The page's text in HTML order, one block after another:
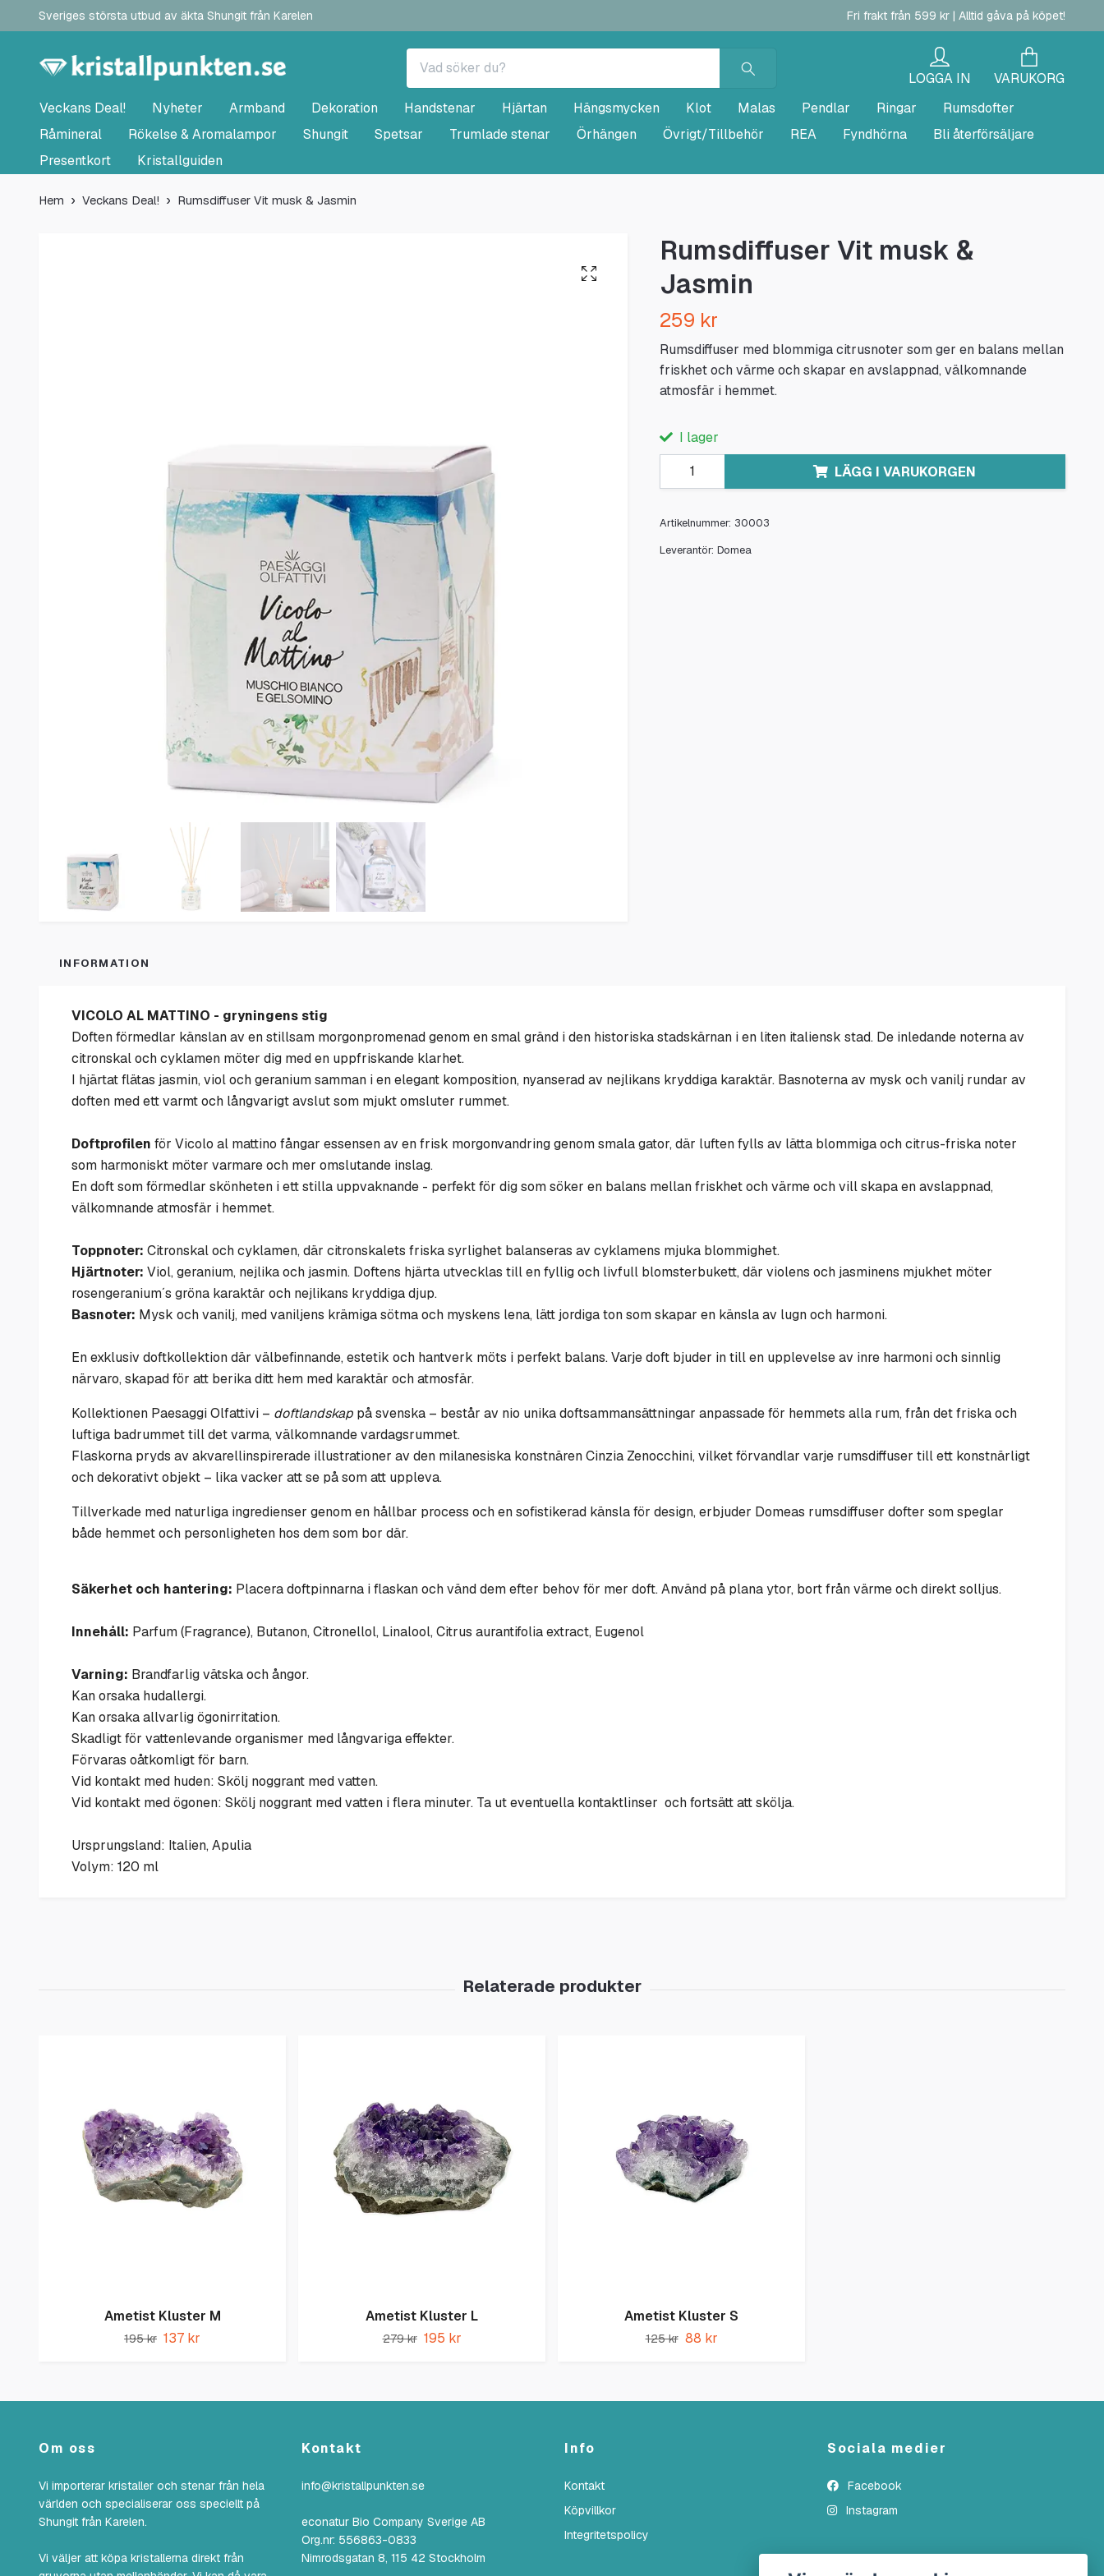
Sveriges största utbud av äkta Shungit från Karelen Fri frakt från 599 kr | Alltid gåva på köpet!
LOGGA IN
VARUKORG
Veckans Deal!
Nyheter Armband Dekoration Handstenar Hjärtan Hängsmycken Klot Malas Pendlar Ringar
Rumsdofter
Råmineral
Rökelse & Aromalampor Shungit Spetsar Trumlade stenar Örhängen Övrigt/Tillbehör REA Fyndhörna
Bli återförsäljare
Presentkort
Kristallguiden
Hem Veckans Deal! Rumsdiffuser Vit musk & Jasmin
Rumsdiffuser Vit musk &
Jasmin
259 kr
Rumsdiffuser med blommiga citrusnoter som ger en balans mellan
friskhet och värme och skapar en avslappnad, välkomnande
atmosfär i hemmet.
I lager
LÄGG I VARUKORGEN
Artikelnummer: 30003
Leverantör: Domea
INFORMATION
VICOLO AL MATTINO - gryningens stig
Doften förmedlar känslan av en stillsam morgonpromenad genom en smal gränd i den historiska stadskärnan i en liten italiensk stad. De inledande noterna av
citronskal och cyklamen möter dig med en uppfriskande klarhet.
I hjärtat flätas jasmin, viol och geranium samman i en elegant komposition, nyanserad av nejlikans kryddiga karaktär. Basnoterna av mysk och vanilj rundar av
doften med ett varmt och långvarigt avslut som mjukt omsluter rummet.
Doftprofilen för Vicolo al mattino fångar essensen av en frisk morgonvandring genom smala gator, där luften fylls av lätta blommiga och citrus-friska noter
som harmoniskt möter varmare och mer omslutande inslag.
En doft som förmedlar skönheten i ett stilla uppvaknande - perfekt för dig som söker en balans mellan friskhet och värme och vill skapa en avslappnad,
välkomnande atmosfär i hemmet.
Toppnoter: Citronskal och cyklamen, där citronskalets friska syrlighet balanseras av cyklamens mjuka blommighet.
Hjärtnoter: Viol, geranium, nejlika och jasmin. Doftens hjärta utvecklas till en fyllig och livfull blomsterbukett, där violens och jasminens mjukhet möter
rosengeranium´s gröna karaktär och nejlikans kryddiga djup.
Basnoter: Mysk och vanilj, med vaniljens krämiga sötma och myskens lena, lätt jordiga ton som skapar en känsla av lugn och harmoni.
En exklusiv doftkollektion där välbefinnande, estetik och hantverk möts i perfekt balans. Varje doft bjuder in till en upplevelse av inre harmoni och sinnlig
närvaro, skapad för att berika ditt hem med karaktär och atmosfär.
Kollektionen Paesaggi Olfattivi – doftlandskap på svenska – består av nio unika doftsammansättningar anpassade för hemmets alla rum, från det friska och
luftiga badrummet till det varma, välkomnande vardagsrummet.
Flaskorna pryds av akvarellinspirerade illustrationer av den milanesiska konstnären Cinzia Zenocchini, vilket förvandlar varje rumsdiffuser till ett konstnärligt
och dekorativt objekt – lika vacker att se på som att uppleva.
Tillverkade med naturliga ingredienser genom en hållbar process och en sofistikerad känsla för design, erbjuder Domeas rumsdiffuser dofter som speglar
både hemmet och personligheten hos dem som bor där.
Säkerhet och hantering: Placera doftpinnarna i flaskan och vänd dem efter behov för mer doft. Använd på plana ytor, bort från värme och direkt solljus.
Innehåll: Parfum (Fragrance), Butanon, Citronellol, Linalool, Citrus aurantifolia extract, Eugenol
Varning: Brandfarlig vätska och ångor.
Kan orsaka hudallergi.
Kan orsaka allvarlig ögonirritation.
Skadligt för vattenlevande organismer med långvariga effekter.
Förvaras oåtkomligt för barn.
Vid kontakt med huden: Skölj noggrant med vatten.
Vid kontakt med ögonen: Skölj noggrant med vatten i flera minuter. Ta ut eventuella kontaktlinser och fortsätt att skölja.
Ursprungsland: Italien, Apulia
Volym: 120 ml
Ametist Kluster M
195 kr 137 kr
Ametist Kluster L
279 kr 195 kr
Ametist Kluster S
125 kr 88 kr
Om oss
Vi importerar kristaller och stenar från hela
världen och specialiserar oss speciellt på
Shungit från Karelen.
Vi väljer att köpa kristallerna direkt från
Kontakt
info@kristallpunkten.se
econatur Bio Company Sverige AB
Org.nr: 556863-0833
Nimrodsgatan 8, 115 42 Stockholm
Info
Kontakt
Köpvillkor
Integritetspolicy
Sociala medier
Facebook
Instagram